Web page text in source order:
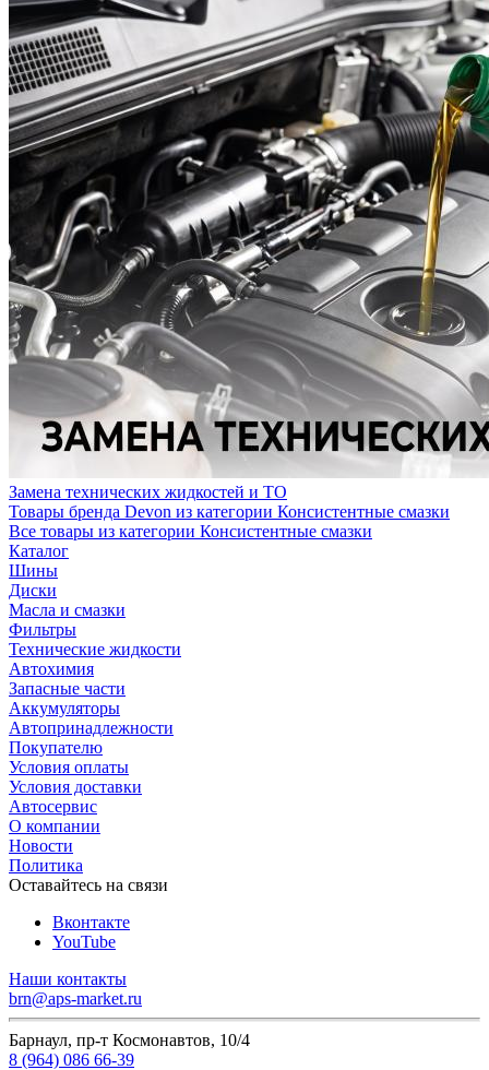
Замена технических жидкостей и ТО
Товары бренда Devon из категории Консистентные смазки
Все товары из категории Консистентные смазки
Каталог
Шины
Диски
Масла и смазки
Фильтры
Технические жидкости
Автохимия
Запасные части
Аккумуляторы
Автопринадлежности
Покупателю
Условия оплаты
Условия доставки
Автосервис
О компании
Новости
Политика
Оставайтесь на связи
Вконтакте
YouTube
Наши контакты
brn@aps-market.ru
Барнаул, пр-т Космонавтов, 10/4
8 (964) 086 66-39